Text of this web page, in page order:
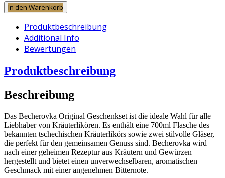
In den Warenkorb
Produktbeschreibung
Additional Info
Bewertungen
Produktbeschreibung
Beschreibung
Das Becherovka Original Geschenkset ist die ideale Wahl für alle
Liebhaber von Kräuterlikören. Es enthält eine 700ml Flasche des
bekannten tschechischen Kräuterlikörs sowie zwei stilvolle Gläser,
die perfekt für den gemeinsamen Genuss sind. Becherovka wird
nach einer geheimen Rezeptur aus Kräutern und Gewürzen
hergestellt und bietet einen unverwechselbaren, aromatischen
Geschmack mit einer angenehmen Bitternote.